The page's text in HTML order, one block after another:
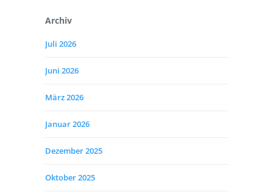
Archiv
Juli 2026
Juni 2026
März 2026
Januar 2026
Dezember 2025
Oktober 2025